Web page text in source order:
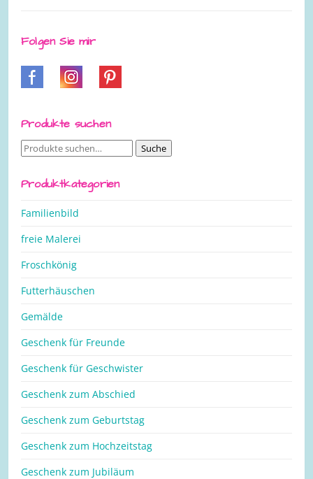
Folgen Sie mir
Produkte suchen
Suche
Suche
Produktkategorien
Familienbild
freie Malerei
Froschkönig
Futterhäuschen
Gemälde
Geschenk für Freunde
Geschenk für Geschwister
Geschenk zum Abschied
Geschenk zum Geburtstag
Geschenk zum Hochzeitstag
Geschenk zum Jubiläum